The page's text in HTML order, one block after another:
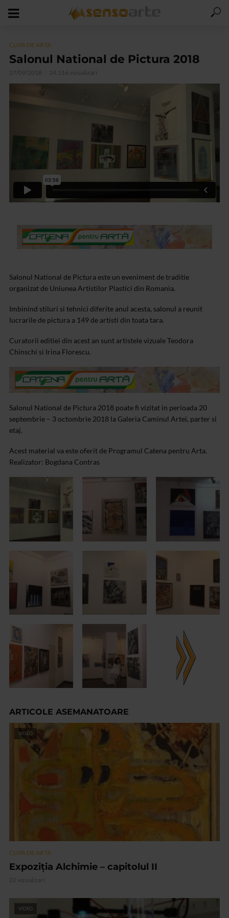
CLIPA DE ARTA
Salonul National de Pictura 2018
27/09/2018 24.116 vizualizari
Salonul National de Pictura este un eveniment de traditie
organizat de Uniunea Artistilor Plastici din Romania.
Imbinind stiluri si tehnici diferite anul acesta, salonul a reunit
lucrarile de pictura a 149 de artisti din toata tara.
Curatorii editiei din acest an sunt artistele vizuale Teodora
Chinschi si Irina Florescu.
Salonul National de Pictura 2018 poate fi vizitat in perioada 20
septembrie – 3 octombrie 2018 la Galeria Caminul Artei, parter si
etaj.
Acest material va este oferit de Programul Catena pentru Arta.
Realizator: Bogdana Contras
ARTICOLE ASEMANATOARE
VIDEO
CLIPA DE ARTA
Expoziția Alchimie – capitolul II
22 vizualizari
VIDEO